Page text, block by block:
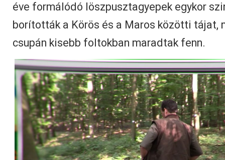
éve formálódó löszpusztagyepek egykor
borították a Körös és a Maros közötti tájat,
csupán kisebb foltokban maradtak fenn.